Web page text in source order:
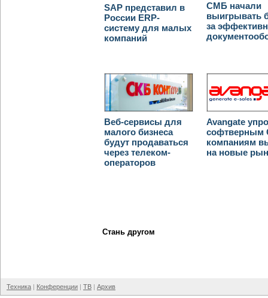
SAP представил в
России ERP-
систему для малых
компаний
СМБ начали
выигрывать
за
Веб-сервисы для
малого бизнеса
будут продаваться
через телеком-
операторов
Avangate
софтверным
компаниям
на новые
Стань другом
Техника Конференции ТВ Архив